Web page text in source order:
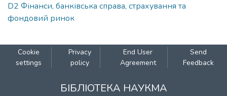
D2 Фінанси, банківська справа, страхування та
фондовий ринок
Cookie
settings
Privacy
policy
End User
Agreement
Send
Feedback
БІБЛІОТЕКА НАУКМА